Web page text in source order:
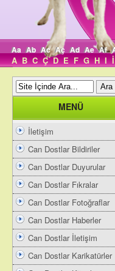
Aa Ab Ac Aç Ad Ae Af
A B C Ç D E F G H I İ
MENÜ
İletişim
Can Dostlar Bildiriler
Can Dostlar Duyurular
Can Dostlar Fıkralar
Can Dostlar Fotoğraflar
Can Dostlar Haberler
Can Dostlar İletişim
Can Dostlar Karikatürler